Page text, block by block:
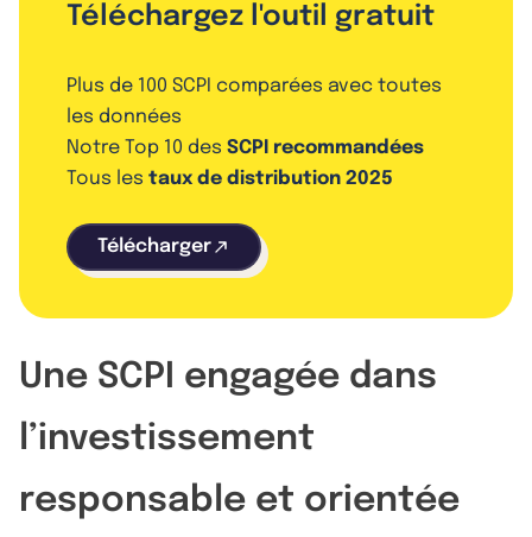
Téléchargez l'outil gratuit
Plus de 100 SCPI comparées avec toutes
les données
Notre Top 10 des SCPI recommandées
Tous les taux de distribution 2025
Télécharger
Une SCPI engagée dans
l’investissement
responsable et orientée